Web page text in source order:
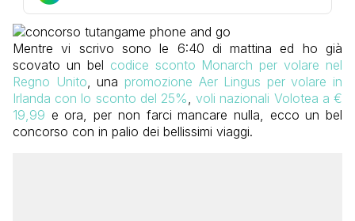
Mentre vi scrivo sono le 6:40 di mattina ed ho già
scovato un bel codice sconto Monarch per volare nel
Regno Unito, una promozione Aer Lingus per volare in
Irlanda con lo sconto del 25%,voli nazionali Volotea a €
19,99 e ora, per non farci mancare nulla, ecco un bel
concorso con in palio dei bellissimi viaggi.